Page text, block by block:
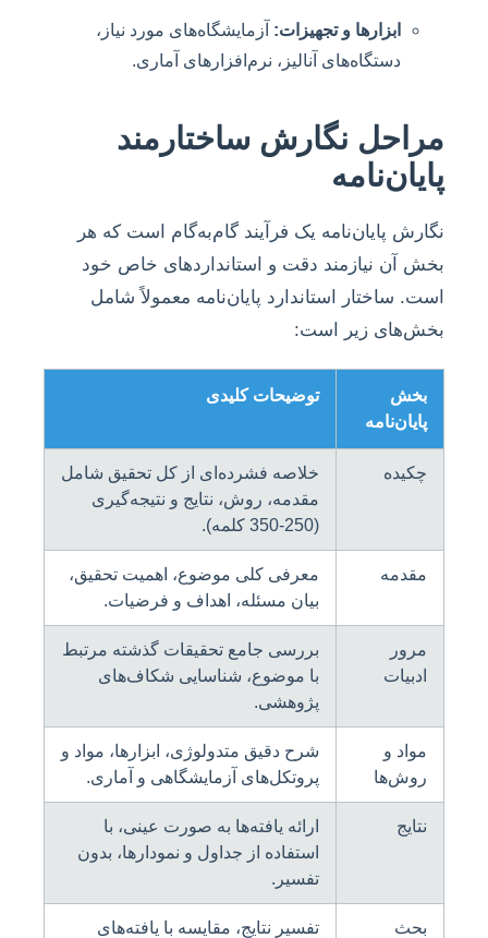
ابزارها و تجهیزات: آزمایشگاه‌های مورد نیاز،
دستگاه‌های آنالیز، نرم‌افزارهای آماری.
مراحل نگارش ساختارمند
پایان‌نامه
نگارش پایان‌نامه یک فرآیند گام‌به‌گام است که هر
بخش آن نیازمند دقت و استانداردهای خاص خود
است. ساختار استاندارد پایان‌نامه معمولاً شامل
بخش‌های زیر است:
بخش
پایان‌نامه
توضیحات کلیدی
چکیده
خلاصه فشرده‌ای از کل تحقیق شامل
مقدمه، روش، نتایج و نتیجه‌گیری
(250-350 کلمه).
مقدمه
معرفی کلی موضوع، اهمیت تحقیق،
بیان مسئله، اهداف و فرضیات.
مرور
ادبیات
بررسی جامع تحقیقات گذشته مرتبط
با موضوع، شناسایی شکاف‌های
پژوهشی.
مواد و
روش‌ها
شرح دقیق متدولوژی، ابزارها، مواد و
پروتکل‌های آزمایشگاهی و آماری.
نتایج
ارائه یافته‌ها به صورت عینی، با
استفاده از جداول و نمودارها، بدون
تفسیر.
بحث
تفسیر نتایج، مقایسه با یافته‌های